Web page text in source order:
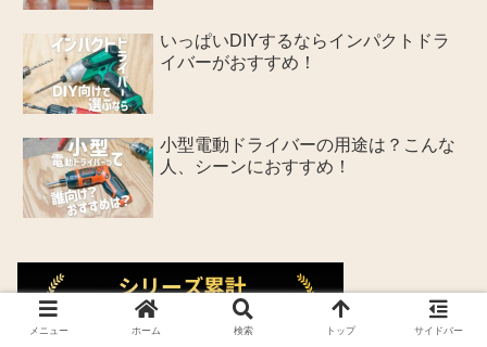
いっぱいDIYするならインパクトドラ
イバーがおすすめ！
小型電動ドライバーの用途は？こんな
人、シーンにおすすめ！
メニュー ホーム 検索 トップ サイドバー